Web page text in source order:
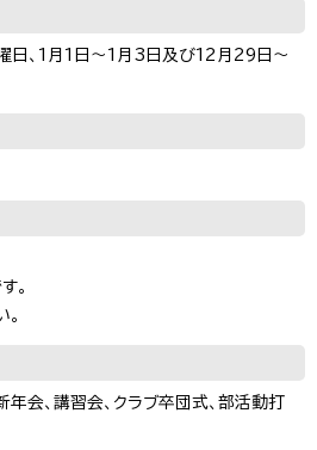
日、1月1日～1月3日及び12月29日～
。
年会、講習会、クラブ卒団式、部活動打